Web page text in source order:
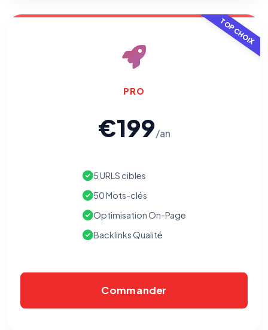
TOP CHOIX
PRO
€199/an
5 URLS cibles
50 Mots-clés
Optimisation On-Page
Backlinks Qualité
Commander